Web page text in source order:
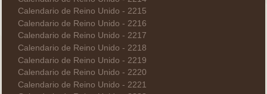
Calendario de Reino Unido - 2215
Calendario de Reino Unido - 2216
Calendario de Reino Unido - 2217
Calendario de Reino Unido - 2218
Calendario de Reino Unido - 2219
Calendario de Reino Unido - 2220
Calendario de Reino Unido - 2221